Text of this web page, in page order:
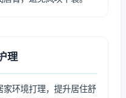
理
环境打理，提升居住舒